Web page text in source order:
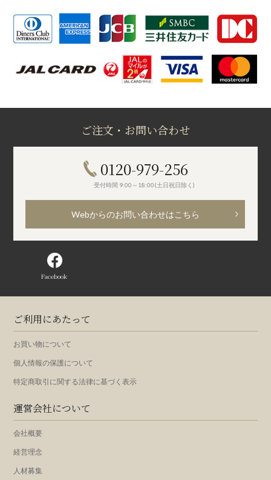
ご注文・お問い合わせ
0120-979-256
受付時間 9:00～18:00(土日祝日除く)
Webからのお問い合わせはこちら
Facebook
ご利用にあたって
お買い物について
個人情報の保護について
特定商取引に関する法律に基づく表示
運営会社について
会社概要
経営理念
人材募集